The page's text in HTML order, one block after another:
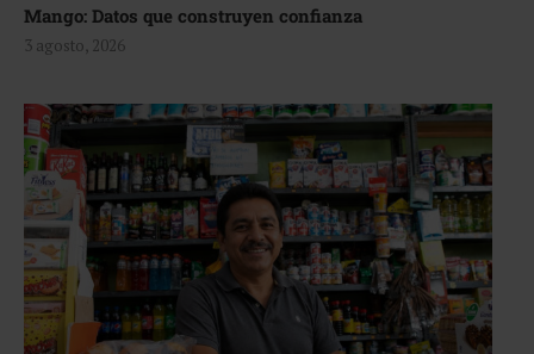
Mango: Datos que construyen confianza
3 agosto, 2026